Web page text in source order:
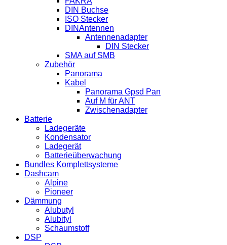
DIN Buchse
ISO Stecker
DINAntennen
Antennenadapter
DIN Stecker
SMA auf SMB
Zubehör
Panorama
Kabel
Panorama Gpsd Pan
Auf M für ANT
Zwischenadapter
Batterie
Ladegeräte
Kondensator
Ladegerät
Batterieüberwachung
Bundles Komplettsysteme
Dashcam
Alpine
Pioneer
Dämmung
Alubutyl
Alubityl
Schaumstoff
DSP